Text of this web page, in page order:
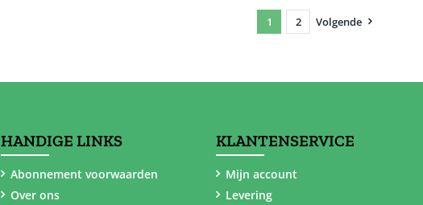
1 2 Volgende
HANDIGE LINKS
Abonnement voorwaarden
Over ons
KLANTENSERVICE
Mijn account
Levering